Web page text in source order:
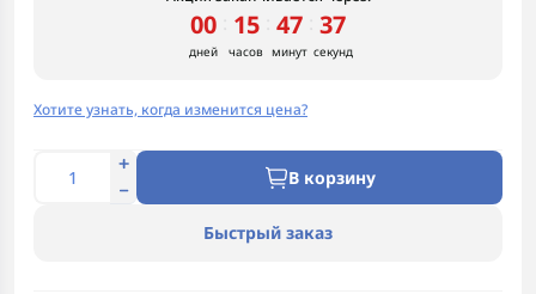
00
дней
15
часов
47
минут
36
секунд
Хотите узнать, когда изменится цена?
В корзину
Быстрый заказ